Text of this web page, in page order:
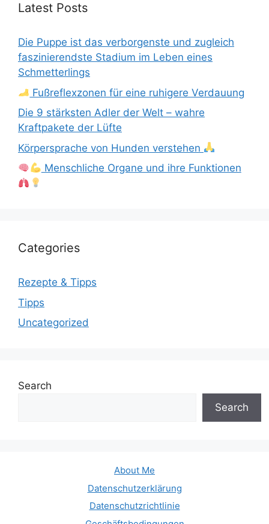
Latest Posts
Die Puppe ist das verborgenste und zugleich
faszinierendste Stadium im Leben eines
Schmetterlings
Fußreflexzonen für eine ruhigere Verdauung
Die 9 stärksten Adler der Welt – wahre
Kraftpakete der Lüfte
Körpersprache von Hunden verstehen
Menschliche Organe und ihre Funktionen
Categories
Rezepte & Tipps
Tipps
Uncategorized
Search
Search
About Me
Datenschutzerklärung
Datenschutzrichtlinie